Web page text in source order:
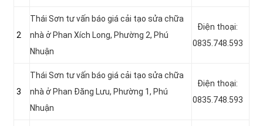
2
Thái Sơn tư vấn báo giá cải tạo sửa chữa
nhà ở Phan Xích Long, Phường 2, Phú
Nhuận
Điện thoại:
0835.748.593
3
Thái Sơn tư vấn báo giá cải tạo sửa chữa
nhà ở Phan Đăng Lưu, Phường 1, Phú
Nhuận
Điện thoại:
0835.748.593